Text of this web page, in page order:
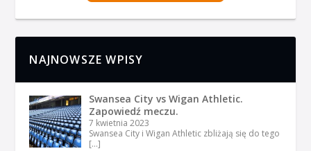
NAJNOWSZE WPISY
Swansea City vs Wigan Athletic.
Zapowiedź meczu.
7 kwietnia 2023
Swansea City i Wigan Athletic zbliżają się do tego
[…]